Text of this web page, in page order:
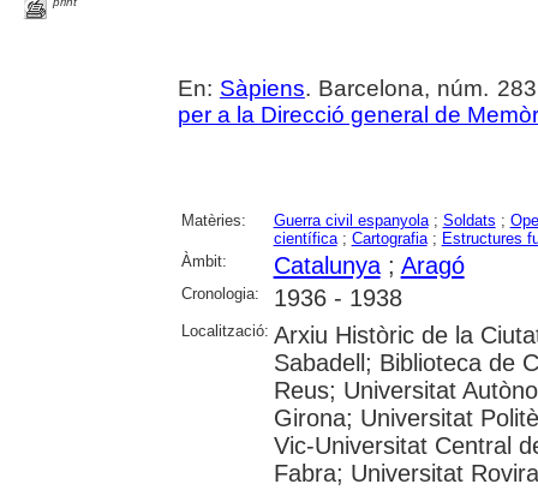
En: Sàpiens. Barcelona, núm.
per a la Direcció general de
Matèries: Guerra civil espanyola; Soldats ;
científica; Cartografia; Estructures
Àmbit:
Catalunya; Aragó
Cronologia: 1936 - 1938
Localització: Arxiu Històric de la
Sabadell; Biblioteca de
Reus; Universitat
Girona; Universitat
Vic-Universitat Central
Fabra; Universitat